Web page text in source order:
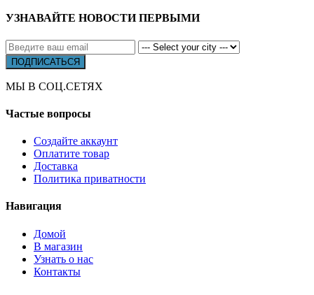
УЗНАВАЙТЕ НОВОСТИ ПЕРВЫМИ
МЫ В СОЦ.СЕТЯХ
Частые вопросы
Создайте аккаунт
Оплатите товар
Доставка
Политика приватности
Навигация
Домой
В магазин
Узнать о нас
Контакты